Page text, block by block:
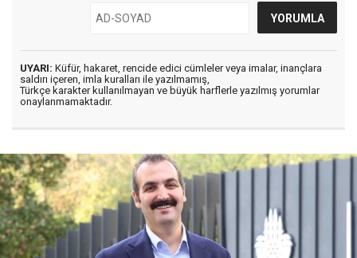
UYARI: Küfür, hakaret, rencide edici cümleler veya imalar, inançlara
saldırı içeren, imla kuralları ile yazılmamış,
Türkçe karakter kullanılmayan ve büyük harflerle yazılmış yorumlar
onaylanmamaktadır.